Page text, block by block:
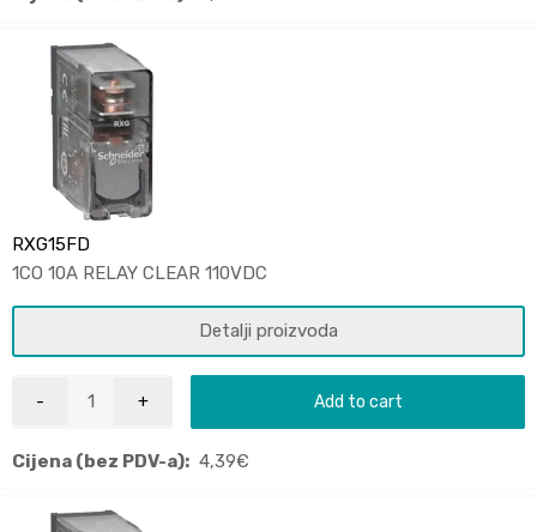
RXG15FD
1CO 10A RELAY CLEAR 110VDC
Detalji proizvoda
Add to cart
Cijena (bez PDV-a): 4,39€